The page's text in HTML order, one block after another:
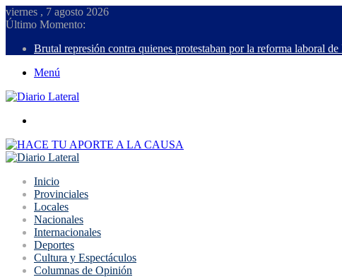
viernes , 7 agosto 2026
Último Momento:
Brutal represión contra quienes protestaban por la reforma laboral
Menú
Inicio
Provinciales
Locales
Nacionales
Internacionales
Deportes
Cultura y Espectáculos
Columnas de Opinión